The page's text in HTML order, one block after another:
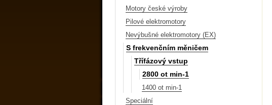
Motory české výroby
Pilové elektromotory
Nevýbušné elektromotory (EX)
S frekvenčním měničem
Třífázový vstup
2800 ot min-1
1400 ot min-1
Speciální